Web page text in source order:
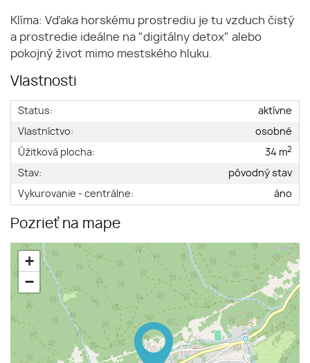
​Klíma: Vďaka horskému prostrediu je tu vzduch čistý
a prostredie ideálne na "digitálny detox" alebo
pokojný život mimo mestského hluku.
Vlastnosti
Status:
aktívne
Vlastníctvo:
osobné
Úžitková plocha:
34 m2
Stav:
pôvodný stav
Vykurovanie - centrálne:
áno
Pozrieť na mape
+
−